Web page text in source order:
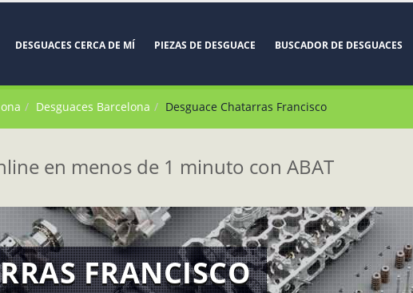
DESGUACES CERCA DE MÍ PIEZAS DE DESGUACE BUSCADOR DE DESGUACES
Desguaces Barcelona Desguace Chatarras Francisco
en menos de 1 minuto con ABAT
FRANCISCO